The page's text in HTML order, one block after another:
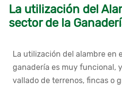
La utilización del
sector de la
La utilización del alambre en
ganadería es muy funcional,
vallado de terrenos, fincas o